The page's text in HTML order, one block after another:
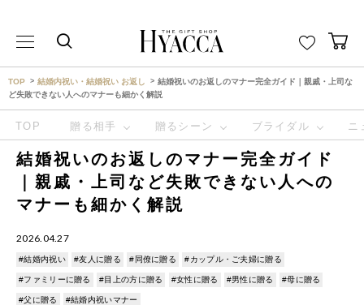
TOP 結婚内祝い・結婚祝い お返し
結婚祝いのお返しのマナー完全ガイド｜親戚・上司な
ど失敗できない人へのマナーも細かく解説
TOP 贈る相手 贈るシーン ブライダル ニ
結婚祝いのお返しのマナー完全ガイド
｜親戚・上司など失敗できない人への
マナーも細かく解説
2026.04.27
#結婚内祝い #友人に贈る #同僚に贈る #カップル・ご夫婦に贈る
#ファミリーに贈る #目上の方に贈る #女性に贈る #男性に贈る #母に贈る
#父に贈る #結婚内祝いマナー